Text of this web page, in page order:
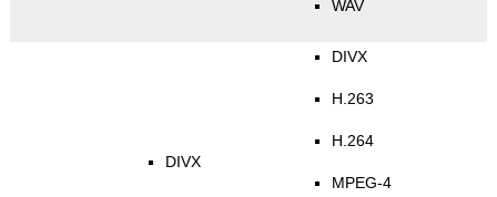
WAV
DIVX
DIVX
H.263
H.264
MPEG-4